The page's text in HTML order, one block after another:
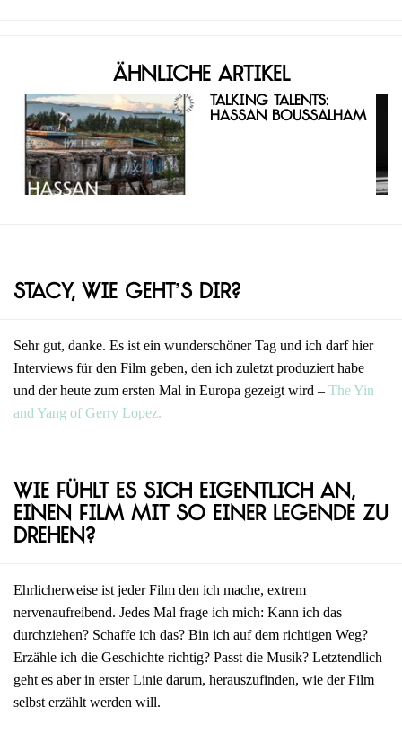
Ähnliche Artikel
Talking Talents:
Hassan Boussalham
Stacy, wie geht’s dir?
Sehr gut, danke. Es ist ein wunderschöner Tag und ich darf hier
Interviews für den Film geben, den ich zuletzt produziert habe
und der heute zum ersten Mal in Europa gezeigt wird – The Yin
and Yang of Gerry Lopez.
Wie fühlt es sich eigentlich an,
einen Film mit so einer Legende zu
drehen?
Ehrlicherweise ist jeder Film den ich mache, extrem
nervenaufreibend. Jedes Mal frage ich mich: Kann ich das
durchziehen? Schaffe ich das? Bin ich auf dem richtigen Weg?
Erzähle ich die Geschichte richtig? Passt die Musik? Letztendlich
geht es aber in erster Linie darum, herauszufinden, wie der Film
selbst erzählt werden will.